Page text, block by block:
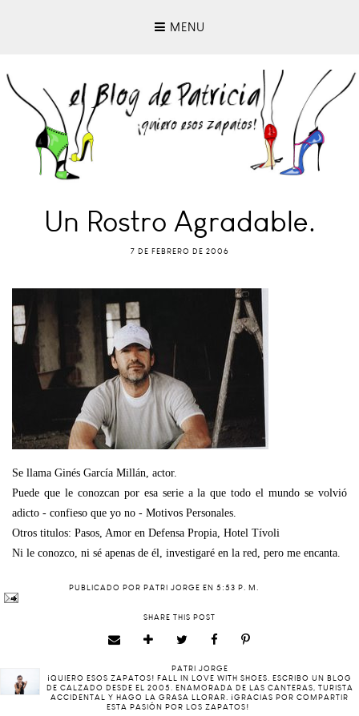
MENU
Un Rostro Agradable.
7 DE FEBRERO DE 2006
Se llama Ginés García Millán, actor.
Puede que le conozcan por esa serie a la que todo el mundo se volvió
adicto - confieso que yo no - Motivos Personales.
Otros titulos: Pasos, Amor en Defensa Propia, Hotel Tívoli
Ni le conozco, ni sé apenas de él, investigaré en la red, pero me encanta.
PUBLICADO POR PATRI JORGE EN 5:53 P. M.
SHARE THIS POST
PATRI JORGE
¡QUIERO ESOS ZAPATOS! FALL IN LOVE WITH SHOES. ESCRIBO UN BLOG
DE CALZADO DESDE EL 2005. ENAMORADA DE LAS CANTERAS, TURISTA
ACCIDENTAL Y HAGO LA GRASA LLORAR. ¡GRACIAS POR COMPARTIR
ESTA PASIÓN POR LOS ZAPATOS!